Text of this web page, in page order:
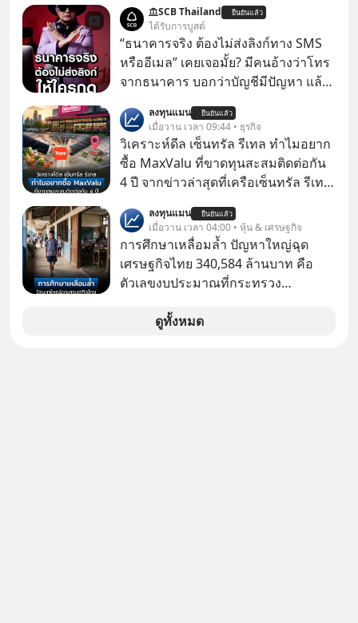
SCB Thailand ยืนยันแล้ว
ได้รับการบูสต์
“ธนาคารจริง ต้องไม่ส่งลิงก์ทาง SMS
หรืออีเมล” เคยเจอมั้ย? มีคนอ้างว่าโทร
จากธนาคาร บอกว่าบัญชีมีปัญหา แล้ว
ทันที มาฟัง “ป้าเก๋าเล่ากลโกง” เพื่อรู้ทัน
มุกหลอกลวงในคราบความน่าเชื่อถือ
กันค่ะ #แก้เกมกลโกง #ป้าเก๋าเล่ากล
โกง #LivesSustainably #อยู่อย่าง
ยั่งยืน #CyberSecurity #ป้าเก๋า
#FraudEducation #FinancialLiteracy
#DigitalBankWithHumanTouch
ลงทุนแมน ยืนยันแล้ว
เมื่อวาน เวลา 09:44 • ธุรกิจ
วิเคราะห์ดีล เซ็นทรัล รีเทล ทำไมอยาก
ซื้อ MaxValu ที่ขาดทุนสะสมติดต่อกัน
4 ปี จากข่าวล่าสุดที่เครือเซ็นทรัล รีเทล
เปอร์มาร์เก็ต MaxValu ในประเทศไทย
ที่มีอยู่ทั้งหมด 30 สาขา และจะเปลี่ยน
MaxValu เป็นแบรนด์ Tops ทั้งหมด
ลงทุนแมน ยืนยันแล้ว
เมื่อวาน เวลา 04:00 • หุ้น & เศรษฐกิจ
การศึกษาเหลื่อมล้ำ ปัญหาใหญ่ฉุด
เศรษฐกิจไทย 340,584 ล้านบาท คือ
ตัวเลขงบประมาณที่กระทรวง
รายจ่ายประจำปี 2568 ซึ่งมากที่สุดเป็น
ดูทั้งหมด